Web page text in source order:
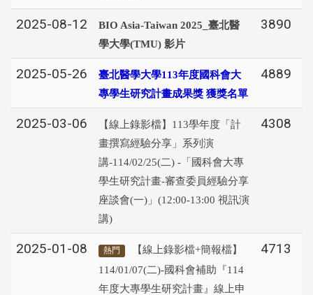
2025-08-12
BIO Asia-Taiwan 2025_臺北醫
學大學(TMU) 影片
3890
2025-05-26
臺北醫學大學113年度國科會大
專學生研究計畫成果獎 獲獎名單
4889
2025-03-06
【線上錄影檔】113學年度「計
畫撰寫經驗分享」系列演
講-114/02/25(二) -「國科會大專
學生研究計畫-審查委員經驗分享
座談會(一)」(12:00-13:00 視訊演
講)
4308
2025-01-08 熱門
【線上錄影檔+簡報檔】
114/01/07(二)-國科會補助『114
年度大專學生研究計畫』線上申
4713